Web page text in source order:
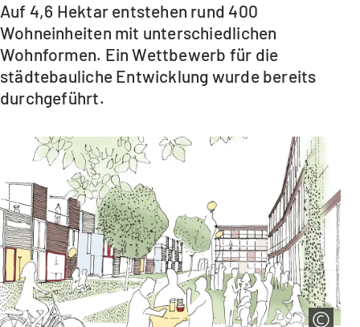
Auf 4,6 Hektar entstehen rund 400
Wohneinheiten mit unterschiedlichen
Wohnformen. Ein Wettbewerb für die
städtebauliche Entwicklung wurde bereits
durchgeführt.